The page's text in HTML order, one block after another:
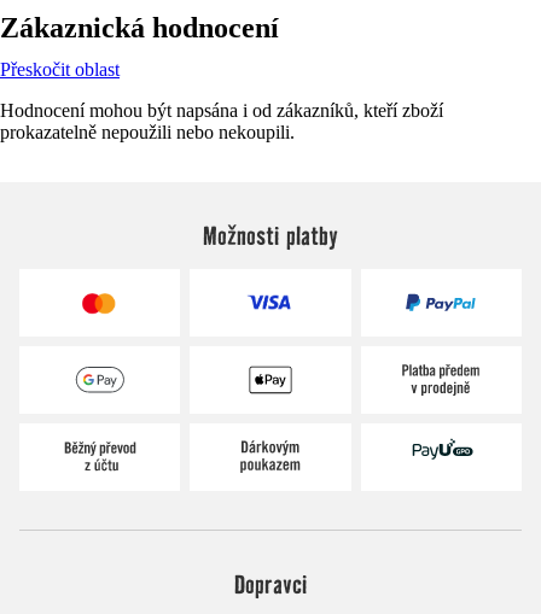
Zákaznická hodnocení
Přeskočit oblast
Hodnocení mohou být napsána i od zákazníků, kteří zboží
prokazatelně nepoužili nebo nekoupili.
Možnosti platby
Dopravci